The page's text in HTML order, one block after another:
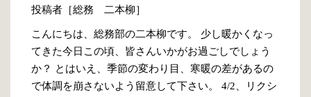
投稿者［総務 二本柳］
こんにちは、総務部の二本柳です。 少し暖かくなっ
てきた今日この頃、皆さんいかがお過ごしでしょう
か？ とはいえ、季節の変わり目、寒暖の差があるの
で体調を崩さないよう留意して下さい。 4/2、リクシ